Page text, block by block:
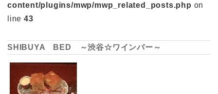
content/plugins/mwp/mwp_related_posts.php on
line 43
SHIBUYA BED ～渋谷☆ワインバー～